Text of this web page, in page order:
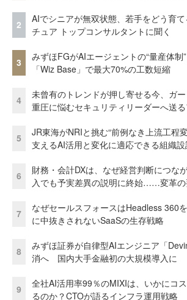
2
AIでシニアが無双状態、若手をどう育
チュア トップコンサルタントに聞く
3
みずほFGがAIエージェントの“量産体
「Wiz Base」で最大70%の工数短縮
4
未曾有のトレンドが押し寄せる今、ガ
重圧に悩むセキュリティリーダーへ送
5
JR東海がNRIと挑む“前例なき上流工程
支えるAI活用と変化に適応できる組織
6
財務・会計DXは、なぜ経営判断につ
入でも予実差異の説明に終始……変革の
7
なぜセールスフォースはHeadless 360
に中抜きされないSaaSの生存戦略
8
みずほ証券が自律型AIエンジニア「
消へ 国内大手金融初の大規模導入に
9
全社AI活用率99％のMIXIは、いかにコ
るのか？CTOが語るインフラ運用戦略